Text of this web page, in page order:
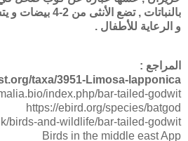
بالنباتات , تضع
و الرعاية للأطفال .
المراجع :
taxa/3951-Limosa-lapponica
index.php/bar-tailed-godwit
https://ebird.org/species/batgod
birds-and-wildlife/bar-tailed-godwit
Birds in the middle east App